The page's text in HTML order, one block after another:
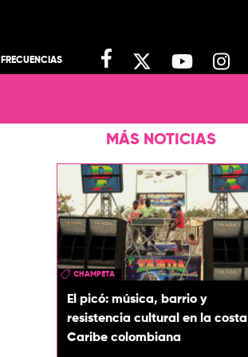
FRECUENCIAS
MÁS NOTICIAS
CHAMPETA
El picó: música, barrio y
resistencia cultural en la costa
Caribe colombiana